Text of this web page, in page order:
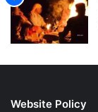
Website Policy